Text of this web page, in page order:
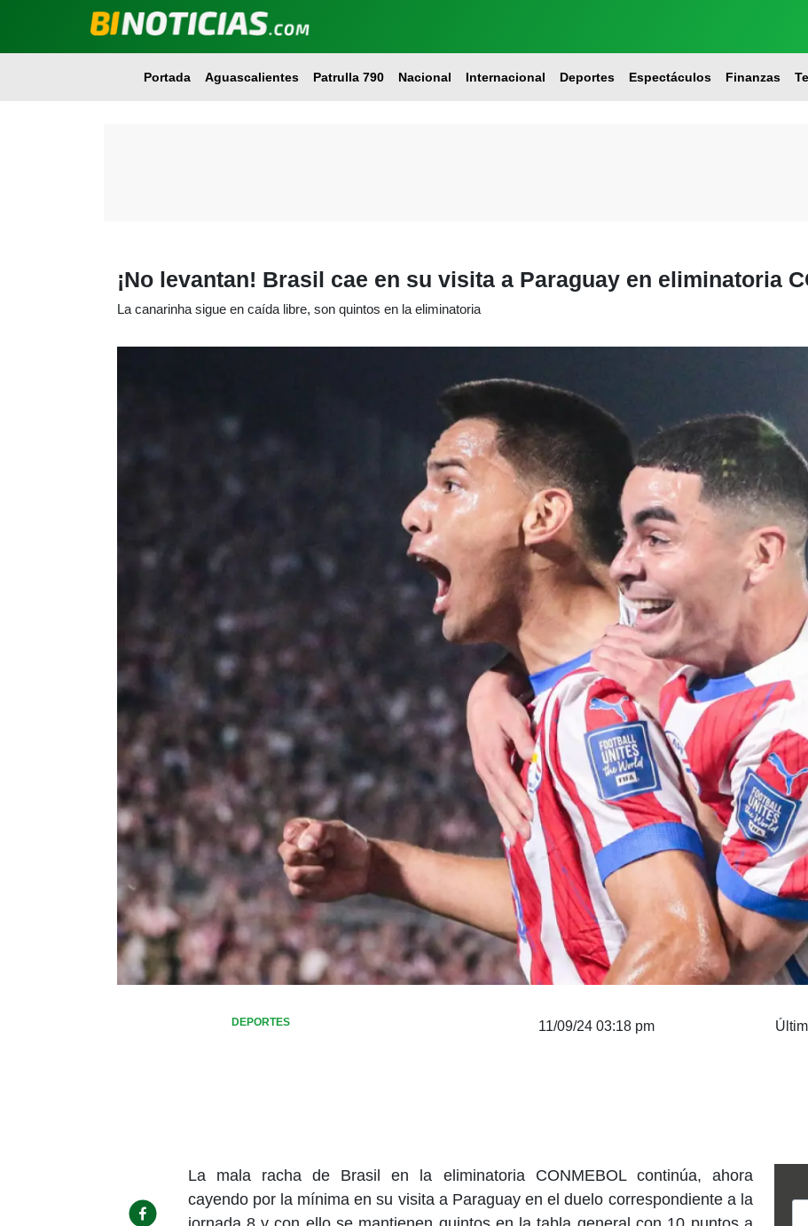
Portada Aguascalientes Patrulla 790 Nacional Internacional Deportes Espectáculos Finanzas
¡No levantan! Brasil cae en su visita a Paraguay en eliminatoria
La canarinha sigue en caída libre, son quintos en la eliminatoria
DEPORTES 11/09/24 03:18 pm
La mala racha de Brasil en la eliminatoria CONMEBOL continúa, ahora
cayendo por la mínima en su visita a Paraguay en el duelo correspondiente a la